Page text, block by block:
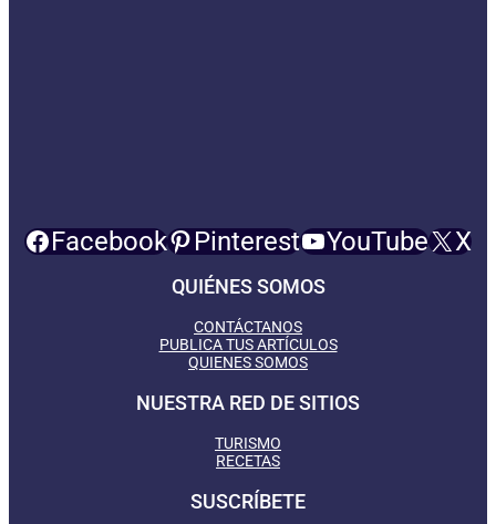
Facebook Pinterest YouTube X
QUIÉNES SOMOS
CONTÁCTANOS
PUBLICA TUS ARTÍCULOS
QUIENES SOMOS
NUESTRA RED DE SITIOS
TURISMO
RECETAS
SUSCRÍBETE